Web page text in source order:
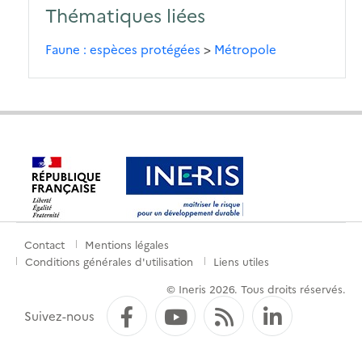
Thématiques liées
Faune : espèces protégées > Métropole
Menu
pied
Contact
Mentions légales
Conditions générales d'utilisation
Liens utiles
© Ineris 2026. Tous droits réservés.
Suivez-nous FacebookYouTube
Flux RSS